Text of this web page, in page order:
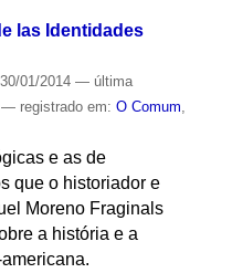
las Identidades
01/2014 — última
— registrado em: O Comum
e as de
que o historiador e
Moreno Fraginals
a história e a